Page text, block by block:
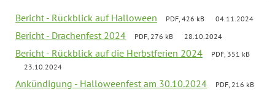
Bericht - Rückblick auf Halloween PDF, 426 kB 04.11.2024
Bericht - Drachenfest 2024 PDF, 276 kB 28.10.2024
Bericht - Rückblick auf die Herbstferien 2024
PDF, 351 kB
23.10.2024
Ankündigung - Halloweenfest am 30.10.2024
PDF, 216 kB